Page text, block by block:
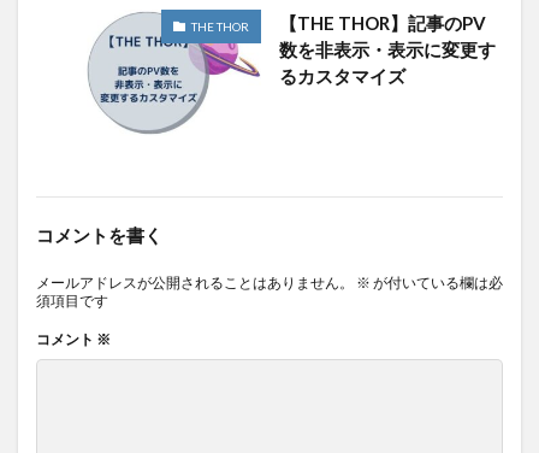
THE THOR
【THE THOR】記事のPV
数を非表示・表示に変更す
るカスタマイズ
コメントを書く
メールアドレスが公開されることはありません。 ※ が付いている欄は必
須項目です
コメント ※